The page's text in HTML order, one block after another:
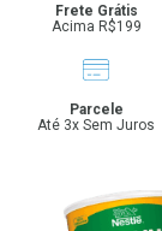
Frete Grátis
Acima R$199
Parcele
Até 3x Sem Juros